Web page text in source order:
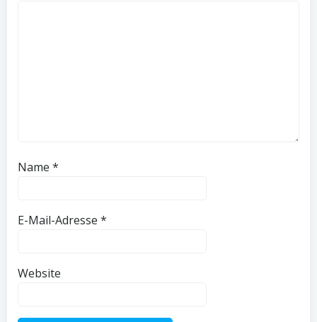
Name *
E-Mail-Adresse *
Website